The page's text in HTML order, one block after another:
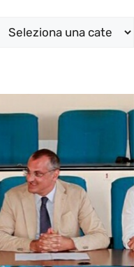
Categorie